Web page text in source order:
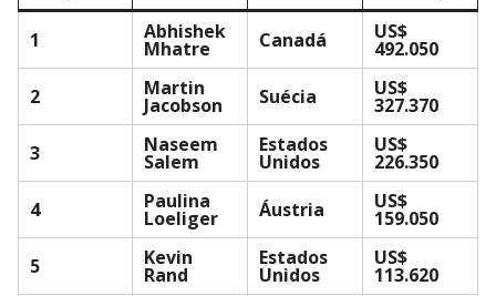
1 Abhishek
Mhatre Canadá US$
492.050
2
Martin
Jacobson Suécia US$
327.370
3
Naseem
Salem
Estados
Unidos
US$
226.350
4
Paulina
Loeliger Áustria US$
159.050
5
Kevin
Rand
Estados
Unidos
US$
113.620